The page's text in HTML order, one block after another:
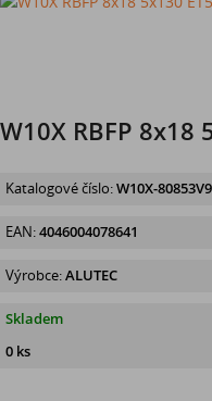
W10X RBFP 8x18
Katalogové číslo:W10X-
EAN:4046004078641
Výrobce:ALUTEC
Skladem
0 ks